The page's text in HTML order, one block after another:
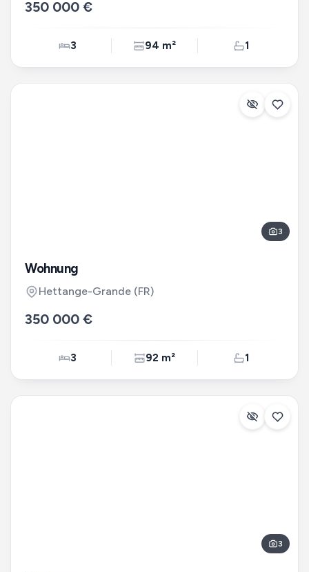
350 000 €
3 94 m² 1
3
Wohnung
Hettange-Grande (FR)
350 000 €
3 92 m² 1
3